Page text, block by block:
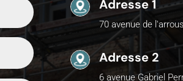
Adresse 1
70 avenue de
Adresse 2
6 avenue Gabriel